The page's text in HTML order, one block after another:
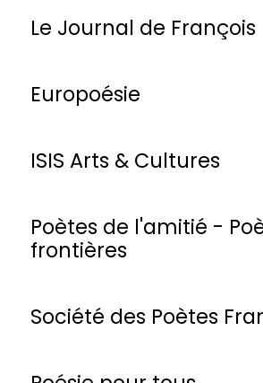
Le Journal de François
Europoésie
ISIS Arts & Cultures
Poètes de l'amitié -
frontières
Société des Poètes